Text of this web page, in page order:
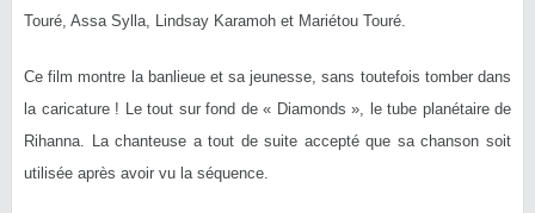
Touré, Assa Sylla, Lindsay Karamoh et Mariétou Touré.
Ce film montre la banlieue et sa jeunesse, sans toutefois tomber dans
la caricature ! Le tout sur fond de « Diamonds », le tube planétaire de
Rihanna. La chanteuse a tout de suite accepté que sa chanson soit
utilisée après avoir vu la séquence.